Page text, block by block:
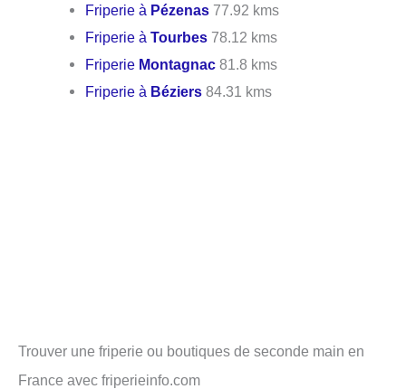
Friperie à Pézenas 77.92 kms
Friperie àTourbes 78.12 kms
Friperie Montagnac 81.8 kms
Friperie à Béziers 84.31 kms
Trouver une friperie ou boutiques de seconde main en
France avec friperieinfo.com